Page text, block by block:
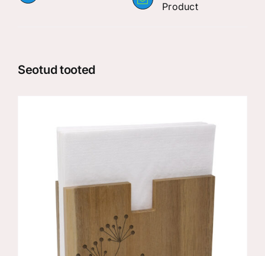
Product
Seotud tooted